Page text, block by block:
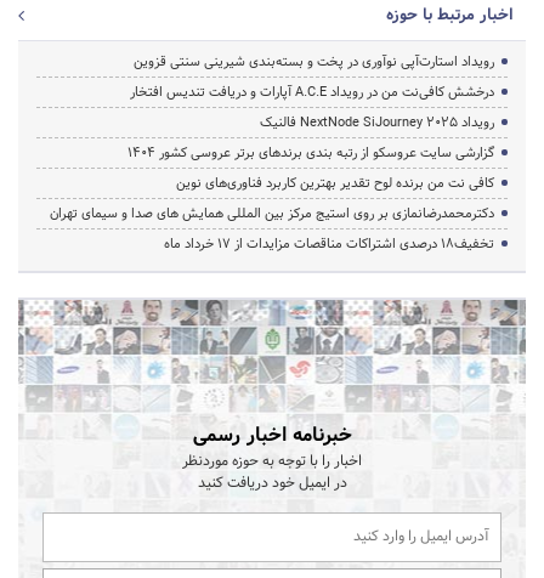
اخبار مرتبط با حوزه
رویداد استارت‌آپی نوآوری در پخت و بسته‌بندی شیرینی سنتی قزوین
درخشش کافی‌نت من در رویداد A.C.E آپارات و دریافت تندیس افتخار
رویداد NextNode SiJourney 2025 فالنیک
گزارشی سایت عروسکو از رتبه بندی برندهای برتر عروسی کشور 1404
کافی نت من برنده لوح تقدیر بهترین کاربرد فناوری‌های نوین
دکترمحمدرضانمازی بر روی استیج مرکز بین المللی همایش های صدا و سیمای تهران
تخفیف‌18 درصدی اشتراکات مناقصات مزایدات از 17 خرداد ماه
خبرنامه اخبار رسمی
اخبار را با توجه به حوزه موردنظر
در ایمیل خود دریافت کنید